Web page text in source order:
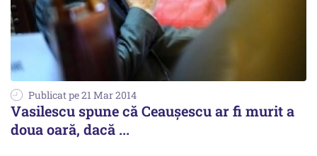
Publicat pe 21 Mar 2014
Vasilescu spune că Ceaușescu ar fi murit a
doua oară, dacă ...